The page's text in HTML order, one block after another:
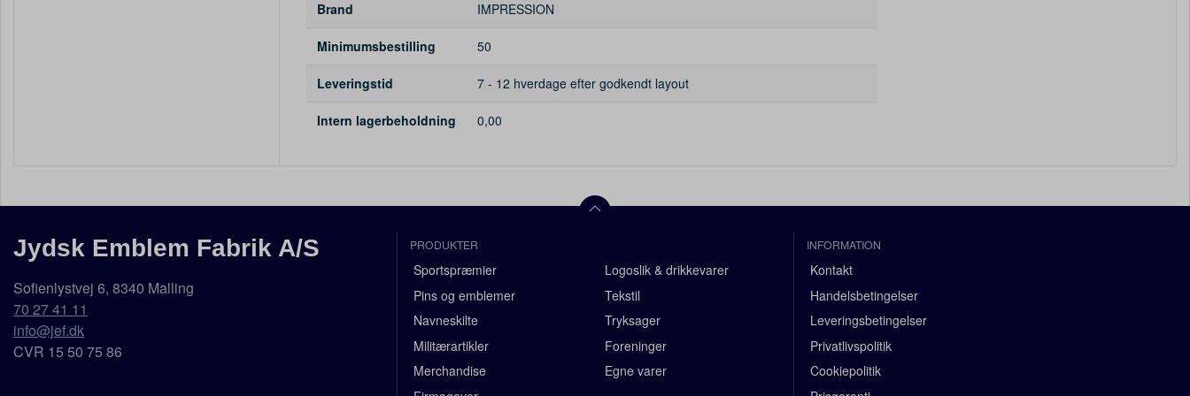
Brand IMPRESSION
Minimumsbestilling 50
Leveringstid 7 - 12 hverdage efter godkendt layout
Intern lagerbeholdning 0,00
Jydsk Emblem Fabrik A/S
Sofienlystvej 6, 8340 Malling
70 27 41 11
info@jef.dk
CVR 15 50 75 86
PRODUKTER
Sportspræmier
Pins og emblemer
Navneskilte
Militærartikler
Merchandise
Logoslik & drikkevarer
Tekstil
Tryksager
Foreninger
Egne varer
INFORMATION
Kontakt
Handelsbetingelser
Leveringsbetingelser
Privatlivspolitik
Cookiepolitik